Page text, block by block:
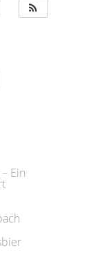
Ein